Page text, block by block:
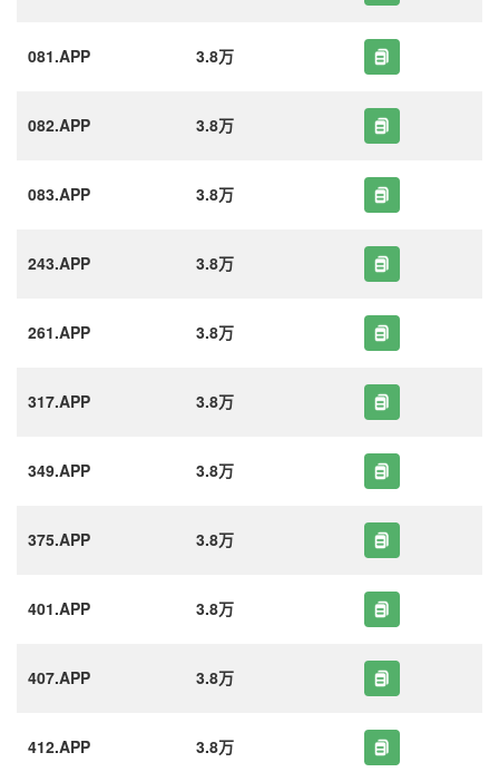
081.APP 3.8万
082.APP 3.8万
083.APP 3.8万
243.APP 3.8万
261.APP 3.8万
317.APP 3.8万
349.APP 3.8万
375.APP 3.8万
401.APP 3.8万
407.APP 3.8万
412.APP 3.8万